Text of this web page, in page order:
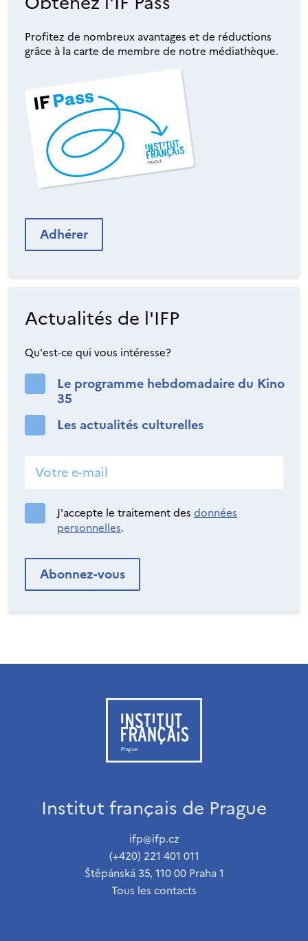
Profitez de nombreux avantages et de réductions
grâce à la carte de membre de notre médiathèque.
Adhérer
Actualités de l'IFP
Qu'est-ce qui vous intéresse?
Le programme hebdomadaire du Kino
35
Les actualités culturelles
J'accepte le traitement des données
personnelles.
Institut français de Prague
ifp@ifp.cz
(+420) 221 401 011
Štěpánská 35, 110 00 Praha 1
Tous les contacts